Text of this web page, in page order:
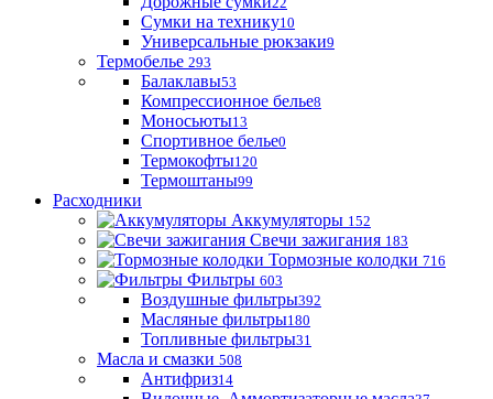
Сумки на технику10
Универсальные рюкзаки9
Термобелье 293
Балаклавы53
Компрессионное белье8
Моносьюты13
Спортивное белье0
Термокофты120
Термоштаны99
Расходники
Аккумуляторы 152
Свечи зажигания 183
Тормозные колодки 716
Фильтры 603
Воздушные фильтры392
Масляные фильтры180
Топливные фильтры31
Масла и смазки 508
Антифриз14